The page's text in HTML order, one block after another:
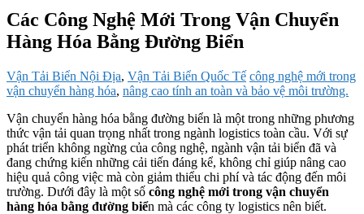
Các Công Nghệ Mới Trong Vận Chuyển
Hàng Hóa Bằng Đường Biển
Vận Tải Biển Nội Địa, Vận Tải Biển Quốc Tế công nghệ mới trong
vận chuyển hàng hóa, nâng cao tính an toàn và bảo vệ môi trường.
Vận chuyển hàng hóa bằng đường biển là một trong những phương
thức vận tải quan trọng nhất trong ngành logistics toàn cầu. Với sự
phát triển không ngừng của công nghệ, ngành vận tải biển đã và
đang chứng kiến những cải tiến đáng kể, không chỉ giúp nâng cao
hiệu quả công việc mà còn giảm thiểu chi phí và tác động đến môi
trường. Dưới đây là một số công nghệ mới trong vận chuyển
hàng hóa bằng đường biển mà các công ty logistics nên biết.